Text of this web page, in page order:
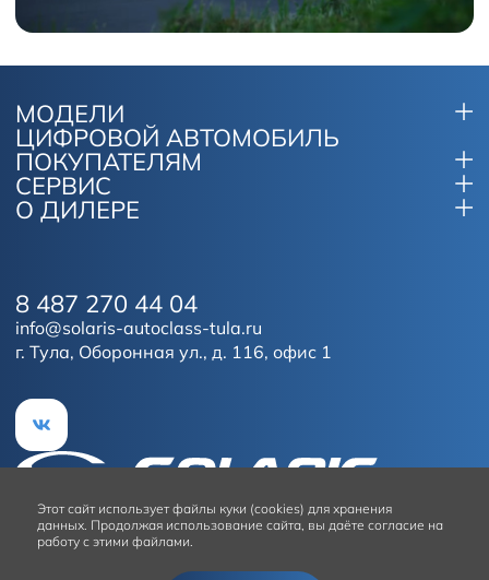
МОДЕЛИ
ЦИФРОВОЙ АВТОМОБИЛЬ
ПОКУПАТЕЛЯМ
СЕРВИС
О ДИЛЕРЕ
г. Тула, Оборонная ул., д. 116, офис 1
8 487 270 44 04
info@solaris-autoclass-tula.ru
Этот сайт использует файлы куки (cookies) для хранения
данных. Продолжая использование сайта, вы даёте согласие на
работу с этими файлами.